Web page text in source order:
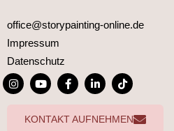
office@storypainting-online.de
Impressum
Datenschutz
I
n
Y
o
u
F
a
b
L
i
e
T
i
o
KONTAKT AUFNEHMEN